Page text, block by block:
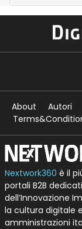
About Autori
Nextwork360 è il
portali B2B
dell’Innovazione
la cultura digitale
amministrazioni